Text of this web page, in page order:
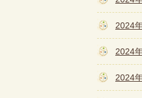
2024
2024
2024